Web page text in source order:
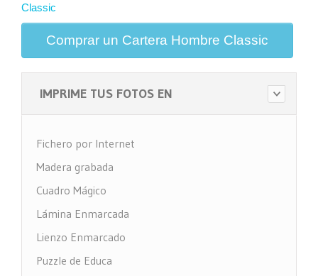
Classic
Comprar un Cartera Hombre Classic
IMPRIME TUS FOTOS EN
Fichero por Internet
Madera grabada
Cuadro Mágico
Lámina Enmarcada
Lienzo Enmarcado
Puzzle de Educa